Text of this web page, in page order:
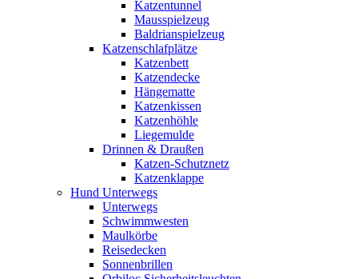
Katzentunnel
Mausspielzeug
Baldrianspielzeug
Katzenschlafplätze
Katzenbett
Katzendecke
Hängematte
Katzenkissen
Katzenhöhle
Liegemulde
Drinnen & Draußen
Katzen-Schutznetz
Katzenklappe
Hund Unterwegs
Unterwegs
Schwimmwesten
Maulkörbe
Reisedecken
Sonnenbrillen